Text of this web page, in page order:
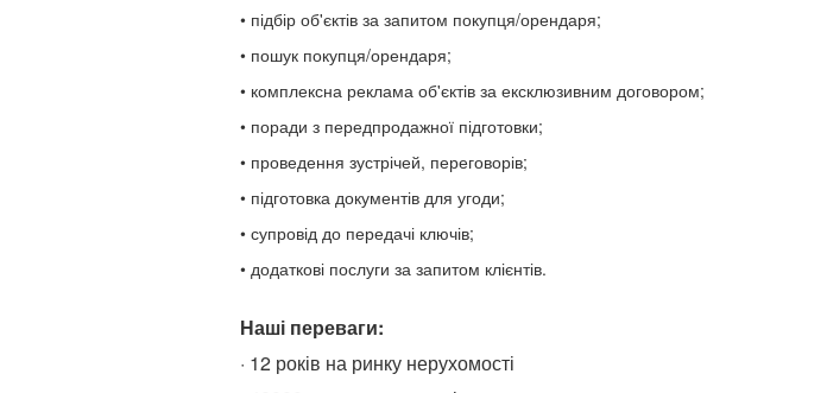
• підбір об'єктів за запитом покупця/орендаря;
• пошук покупця/орендаря;
• комплексна реклама об'єктів за ексклюзивним договором;
• поради з передпродажної підготовки;
• проведення зустрічей, переговорів;
• підготовка документів для угоди;
• супровід до передачі ключів;
• додаткові послуги за запитом клієнтів.
Наші переваги:
· 12 років на ринку нерухомості